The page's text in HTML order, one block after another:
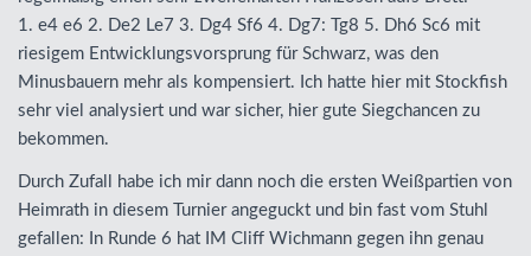
1. e4 e6 2. De2 Le7 3. Dg4 Sf6 4. Dg7: Tg8 5. Dh6 Sc6 mit
riesigem Entwicklungsvorsprung für Schwarz, was den
Minusbauern mehr als kompensiert. Ich hatte hier mit Stockfish
sehr viel analysiert und war sicher, hier gute Siegchancen zu
bekommen.
Durch Zufall habe ich mir dann noch die ersten Weißpartien von
Heimrath in diesem Turnier angeguckt und bin fast vom Stuhl
gefallen: In Runde 6 hat IM Cliff Wichmann gegen ihn genau